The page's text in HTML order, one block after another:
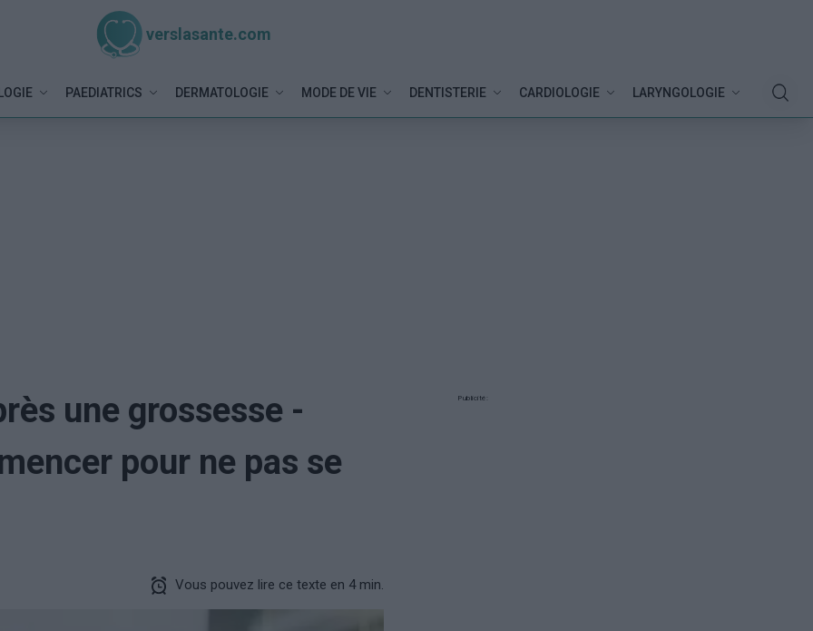
verslasante.com
PAEDIATRICS DERMATOLOGIE MODE DE VIE DENTISTERIE CARDIOLOGIE LARYNGOLOGIE
une grossesse -
pour ne pas se
Vous pouvez lire ce texte en 4 min.
Publicité: